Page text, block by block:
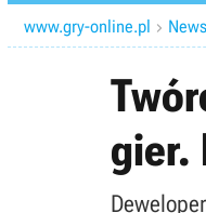
www.gry-online.pl 
gier.